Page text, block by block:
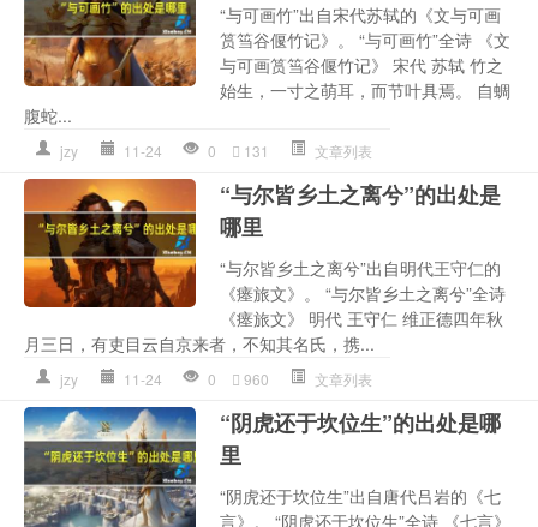
“与可画竹”出自宋代苏轼的《文与可画
筼筜谷偃竹记》。 “与可画竹”全诗 《文
与可画筼筜谷偃竹记》 宋代 苏轼 竹之
始生，一寸之萌耳，而节叶具焉。 自蜩
腹蛇...
jzy 11-24 0 131 文章列表
“与尔皆乡土之离兮”的出处是
哪里
“与尔皆乡土之离兮”出自明代王守仁的
《瘗旅文》。 “与尔皆乡土之离兮”全诗
《瘗旅文》 明代 王守仁 维正德四年秋
月三日，有吏目云自京来者，不知其名氏，携...
jzy 11-24 0 960 文章列表
“阴虎还于坎位生”的出处是哪
里
“阴虎还于坎位生”出自唐代吕岩的《七
言》。 “阴虎还于坎位生”全诗 《七言》